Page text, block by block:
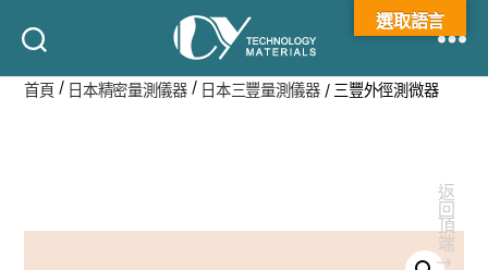
承
揚
首頁/ 日本精密量測儀器/ 日本三豐量測儀器/ 三豐外徑測微器
返回頂端
↑
選取語言